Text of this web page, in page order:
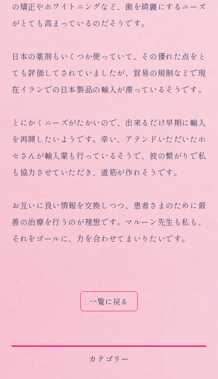
カテゴリー
の矯正やホワイトニングなど、歯を綺麗にするニーズ
がとても高まっているのだそうです。
日本の薬剤もいくつか使っていて、その優れた点をと
ても評価してされていましたが、貿易の規制などで現
在イランでの日本製品の輸入が滞っているそうです。
とにかくニーズがたかいので、出来るだけ早期に輸入
を再開したいようです。幸い、アテンドいただいたホ
セさんが輸入業も行っているそうで、彼の繋がりで私
も協力させていただき、道筋が作れそうです。
お互いに良い情報を交換しつつ、患者さまのために最
善の治療を行うのが理想です。マルーン先生も私も、
それをゴールに、力を合わせてまいりたいです。
一覧に戻る